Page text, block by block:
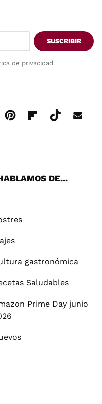
SUSCRIBIR
de privacidad
DE...
gastronómica
Saludables
Prime Day junio